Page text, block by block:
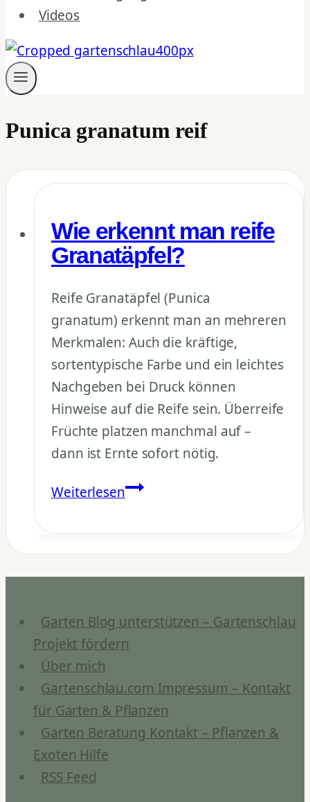
Videos
Punica granatum reif
Wie erkennt man reife
Granatäpfel?
Reife Granatäpfel (Punica
granatum) erkennt man an mehreren
Merkmalen: Auch die kräftige,
sortentypische Farbe und ein leichtes
Nachgeben bei Druck können
Hinweise auf die Reife sein. Überreife
Früchte platzen manchmal auf –
dann ist Ernte sofort nötig.
WeiterlesenWie
man
reife
Granatäpfel?
Garten Blog unterstützen – Gartenschlau
Projekt fördern
Über mich
Gartenschlau.com Impressum – Kontakt
für Garten & Pflanzen
Garten Beratung Kontakt – Pflanzen &
Exoten Hilfe
RSS Feed